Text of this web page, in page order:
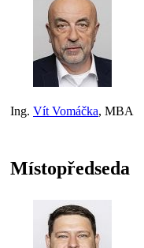
Ing. Vít Vomáčka, MBA
Místopředseda